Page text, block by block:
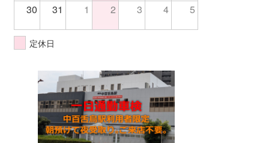
30 31 1 2 3 4 5
定休日